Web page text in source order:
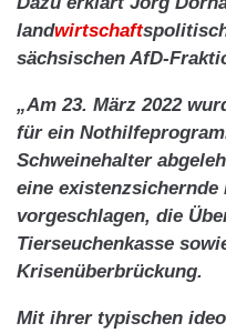
landwirtschaft
sächsischen AfD-
„Am 23. März 2022
für ein
Schweinehalter
eine existenzsichernde
vorgeschlagen, die
Tierseuchenkasse
Krisenüberbrückung.
Mit ihrer typischen